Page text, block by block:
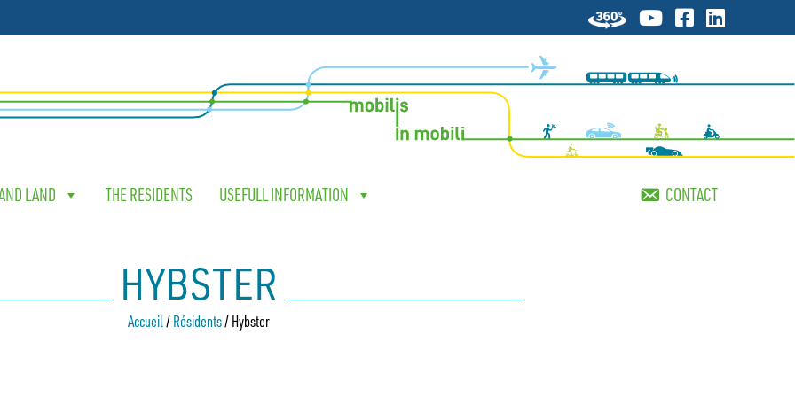
LAND THE RESIDENTS USEFULL INFORMATION CONTACT
HYBSTER
Accueil/Résidents/Hybster